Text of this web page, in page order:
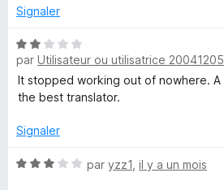
5
4
u
r
5
Signaler
N
o
t
é
s
r
par Utilisateur ou utilisatrice
It stopped working out of nowhere. A
the best translator.
Signaler
N
par yzz1 il y a un mois